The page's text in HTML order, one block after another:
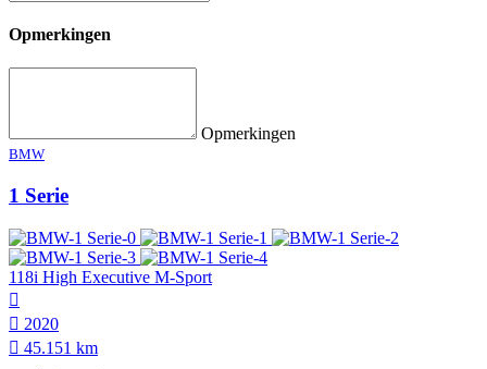
Opmerkingen
Opmerkingen
BMW
1 Serie
118i High Executive M-Sport
2020
45.151 km